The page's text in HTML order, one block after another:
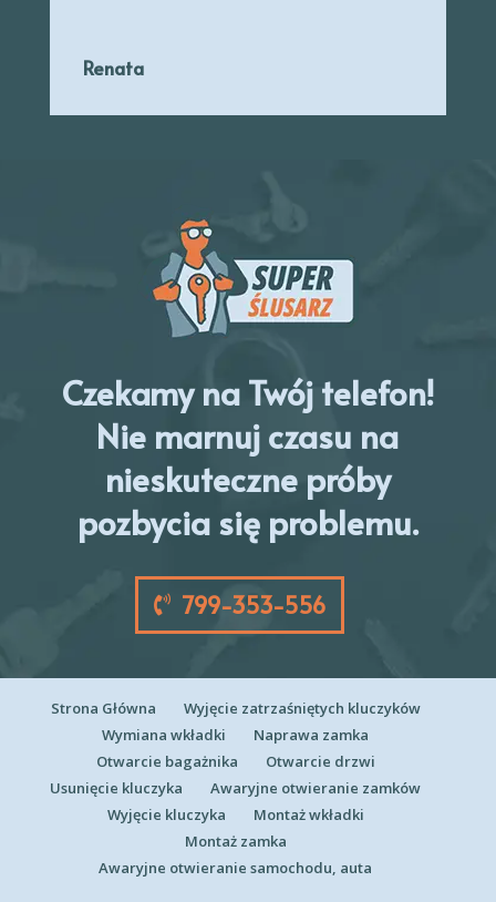
Renata
Czekamy na Twój telefon!
Nie marnuj czasu na
nieskuteczne próby
pozbycia się problemu.
799-353-556
Strona Główna
Wyjęcie zatrzaśniętych kluczyków
Wymiana wkładki
Naprawa zamka
Otwarcie bagażnika
Otwarcie drzwi
Usunięcie kluczyka
Awaryjne otwieranie zamków
Wyjęcie kluczyka
Montaż wkładki
Montaż zamka
Awaryjne otwieranie samochodu, auta